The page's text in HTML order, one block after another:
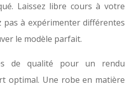
Laissez libre cours à votre
pas à expérimenter différentes
le modèle parfait.
de qualité pour un rendu
optimal. Une robe en matière